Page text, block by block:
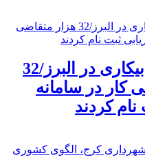
کاهش نرخ بیکاری در البرز/32
کار در سامانه
نام کردند